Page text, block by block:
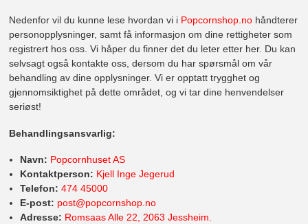
Nedenfor vil du kunne lese hvordan vi i Popcornshop.no håndterer
personopplysninger, samt få informasjon om dine rettigheter som
registrert hos oss. Vi håper du finner det du leter etter her. Du kan
selvsagt også kontakte oss, dersom du har spørsmål om vår
behandling av dine opplysninger. Vi er opptatt trygghet og
gjennomsiktighet på dette området, og vi tar dine henvendelser
seriøst!
Behandlingsansvarlig:
Navn: Popcornhuset AS
Kontaktperson: Kjell Inge Jegerud
Telefon: 474 45000
E-post: post@popcornshop.no
Adresse: Romsaas Alle 22, 2063 Jessheim.